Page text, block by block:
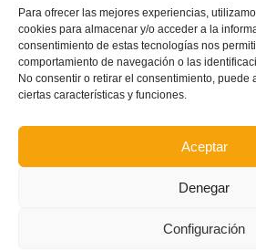
Para ofrecer las mejores experiencias,
cookies para almacenar y/o acceder a la
consentimiento de estas tecnologías nos
comportamiento de navegación o las
No consentir o retirar el consentimiento, puede
ciertas características y funciones.
Aceptar
Denegar
Configuración
Curso de entrenador de
Castellón y Alicante
Castellón y Alicante